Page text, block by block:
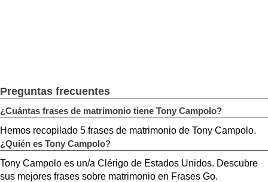
Preguntas frecuentes
¿Cuántas frases de matrimonio tiene Tony Campolo?
Hemos recopilado 5 frases de matrimonio de Tony Campolo.
¿Quién es Tony Campolo?
Tony Campolo es un/a Clérigo de Estados Unidos. Descubre
sus mejores frases sobre matrimonio en Frases Go.